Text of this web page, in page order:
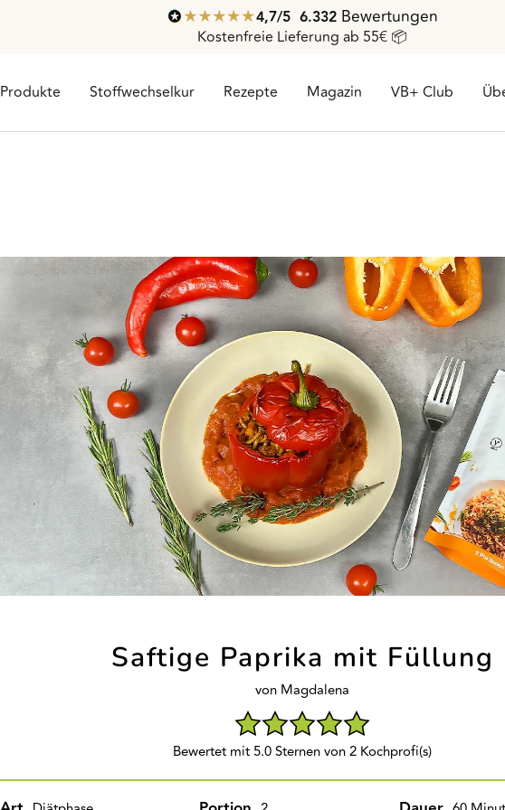
4,7/ 5 6.332 Bewertungen
Kostenfreie Lieferung ab 55€ 📦
Produkte Stoffwechselkur Rezepte Magazin VB+ Club
Saftige Paprika mit Füllung
von Magdalena
Bewertet mit 5.0 Sternen von 2 Kochprofi(s)